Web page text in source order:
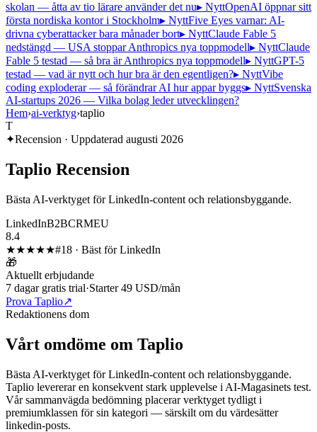
skolan — åtta av tio lärare använder det nu▸ NyttOpenAI öppnar sitt
första nordiska kontor i Stockholm▸ NyttFive Eyes varnar: AI-
drivna cyberattacker bara månader bort▸ NyttClaude Fable 5
nedstängd — USA stoppar Anthropics nya toppmodell▸ NyttClaude
Fable 5 testad — så bra är Anthropics nya toppmodell▸ NyttGPT-5
testad — vad är nytt och hur bra är den egentligen?▸ NyttVibe
coding exploderar — så förändrar AI hur appar byggs▸ NyttSvenska
AI-startups 2026 — Vilka bolag leder utvecklingen?
Hem›ai-verktyg›taplio
T
✦Recension · Uppdaterad augusti 2026
Taplio Recension
Bästa AI-verktyget för LinkedIn-content och relationsbyggande.
LinkedInB2BCRMEU
8.4
★★★★★#18 · Bäst för LinkedIn
🎁
Aktuellt erbjudande
7 dagar gratis trial·Starter 49 USD/mån
Prova Taplio↗
Redaktionens dom
Vårt omdöme om Taplio
Bästa AI-verktyget för LinkedIn-content och relationsbyggande.
Taplio levererar en konsekvent stark upplevelse i AI-Magasinets test.
Vår sammanvägda bedömning placerar verktyget tydligt i
premiumklassen för sin kategori — särskilt om du värdesätter
linkedin-posts.